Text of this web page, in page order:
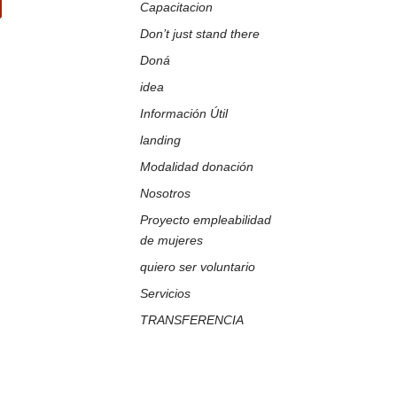
Capacitacion
Don’t just stand there
Doná
idea
Información Útil
landing
Modalidad donación
Nosotros
Proyecto empleabilidad
de mujeres
quiero ser voluntario
Servicios
TRANSFERENCIA